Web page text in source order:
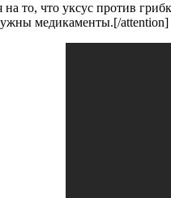
то, что уксус против
медикаменты.[/attention]